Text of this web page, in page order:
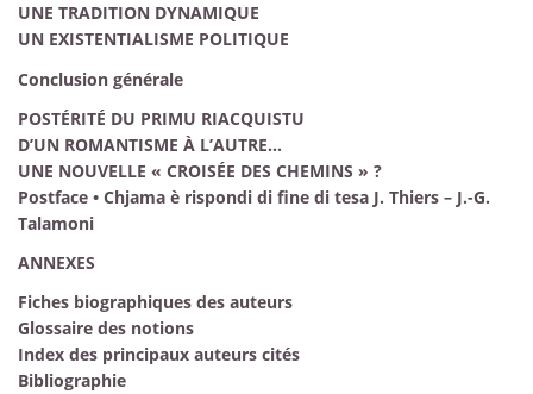
UNE TRADITION DYNAMIQUE
UN EXISTENTIALISME POLITIQUE
Conclusion générale
POSTÉRITÉ DU PRIMU RIACQUISTU
D’UN ROMANTISME À L’AUTRE…
UNE NOUVELLE « CROISÉE DES CHEMINS » ?
Postface • Chjama è rispondi di fine di tesa J. Thiers – J.-G.
Talamoni
ANNEXES
Fiches biographiques des auteurs
Glossaire des notions
Index des principaux auteurs cités
Bibliographie